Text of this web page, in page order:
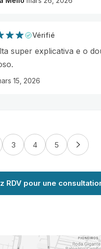
Vérifié
super explicativa e o
15, 2026
3 4 5
RDV pour une